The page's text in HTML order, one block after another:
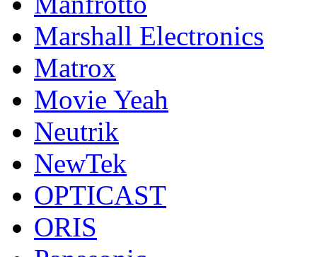
Marshall Electronics
Matrox
Movie Yeah
Neutrik
NewTek
OPTICAST
ORIS